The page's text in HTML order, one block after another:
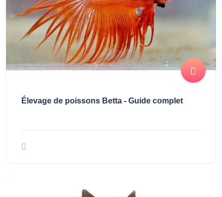
Élevage de poissons Betta - Guide complet